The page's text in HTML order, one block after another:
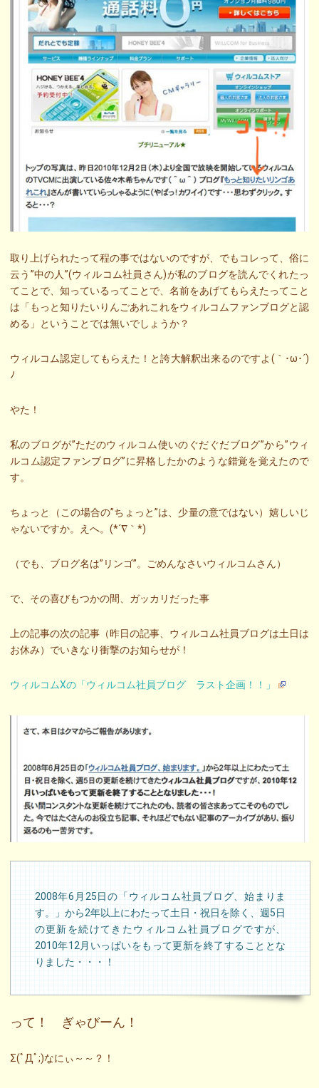
取り上げられたって程の事ではないのですが、でもコレって、俗に
云う”中の人”(ウィルコム社員さん)が私のブログを読んでくれたっ
てことで、知っているってことで、名前をあげてもらえたってこと
は「もっと知りたいりんごあれこれをウィルコムファンブログと認
める」ということでは無いでしょうか？
ウィルコム認定してもらえた！と誇大解釈出来るのですよ(｀･ω･´)
ﾉ
やた！
私のブログが”ただのウィルコム使いのぐだぐだブログ”から”ウィ
ルコム認定ファンブログ”に昇格したかのような錯覚を覚えたので
す。
ちょっと（この場合の”ちょっと”は、少量の意ではない）嬉しいじ
ゃないですか。えへ。(*´∇｀*)
（でも、ブログ名は”リンゴ”。ごめんなさいウィルコムさん）
で、その喜びもつかの間、ガッカリだった事
上の記事の次の記事（昨日の記事、ウィルコム社員ブログは土日は
お休み）でいきなり衝撃のお知らせが！
ウィルコムXの「ウィルコム社員ブログ ラスト企画！！」
2008年6月25日の「ウィルコム社員ブログ、始まりま
す。」から2年以上にわたって土日・祝日を除く、週5日
の更新を続けてきたウィルコム社員ブログですが、
2010年12月いっぱいをもって更新を終了することとな
りました・・・！
って！ ぎゃびーん！
Σ(ﾟДﾟ;)なにぃ～～？！